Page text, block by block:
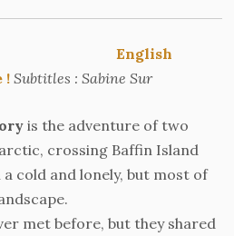
English
! Subtitles : Sabine Sur
is the adventure of two
arctic, crossing Baffin Island
cold and lonely, but most of
met before, but they shared